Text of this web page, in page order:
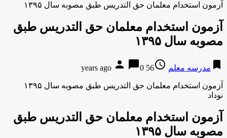
آزمون استخدام معلمان حق التدریس طبق مصوبه سال ۱۳۹۵
آزمون استخدام معلمان حق التدریس طبق
مصوبه سال ۱۳۹۵
bookmark مدرسه معلم access_time
56 years ago
person chat_bubble0
آزمون استخدام معلمان حق التدریس طبق مصوبه سال ۱۳۹۵
نوداد
آزمون استخدام معلمان حق التدریس طبق
مصوبه سال ۱۳۹۵